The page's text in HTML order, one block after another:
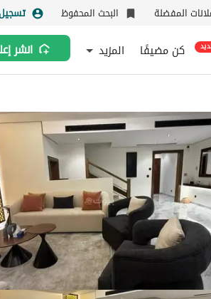
المفضلة البحث المحفوظ
كن مضيفًا المزيد انشر